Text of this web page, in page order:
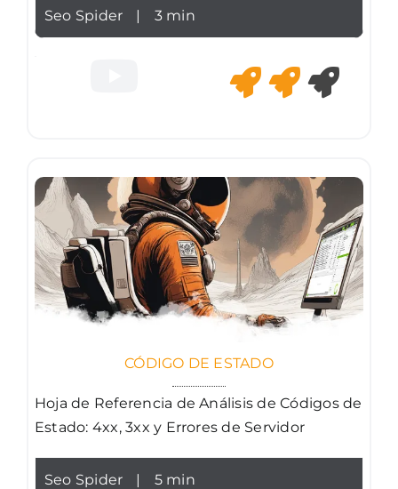
Seo Spider 3 min
CÓDIGO DE ESTADO
Hoja de Referencia de Análisis de Códigos de
Estado: 4xx, 3xx y Errores de Servidor
Seo Spider | 5 min